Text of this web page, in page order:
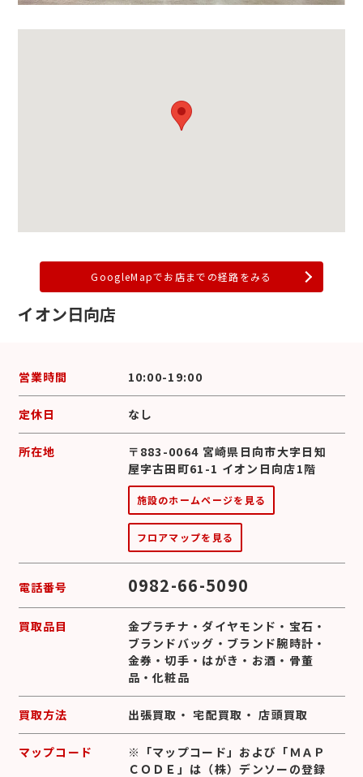
GoogleMapでお店までの経路をみる
イオン日向店
営業時間 10:00-19:00
定休日 なし
所在地
〒883-0064 宮崎県日向市大字日知
屋字古田町61-1 イオン日向店1階
施設のホームページを見る
フロアマップを見る
電話番号 0982-66-5090
買取品目 金プラチナ ・ダイヤモンド ・ 宝石 ・
ブランドバッグ ・ ブランド腕時計 ・
金券 ・切手 ・ はがき ・ お酒 ・ 骨董
品 ・化粧品
買取方法 出張買取 ・宅配買取 ・店頭買取
マップコード
※「マップコード」および「ＭＡＰ
ＣＯＤＥ」は（株）デンソーの登録